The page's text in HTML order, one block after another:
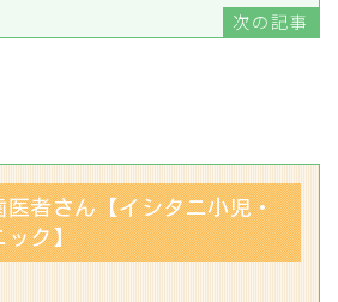
次の記事
医者さん【イシタニ小児・
ック】